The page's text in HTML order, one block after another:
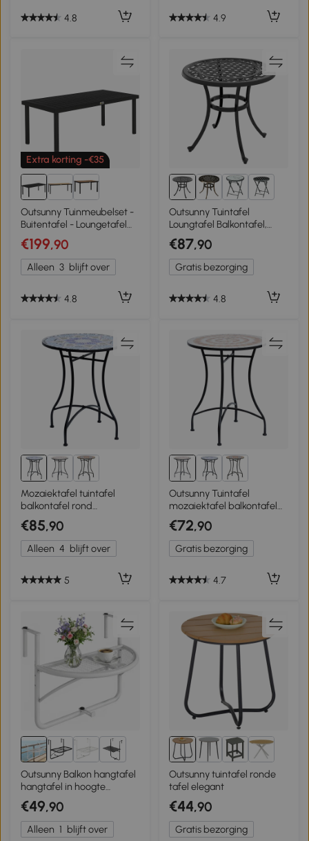
4.8 4.9
Extra korting -€35
Outsunny Tuinmeubelset -
Buitentafel - Loungetafel
voor buiten -
Weerbestendig - 190 x 90 x
74 cm - Zwart
€199,90
Alleen 3 blijft over
4.8
Outsunny Tuintafel
Loungtafel Balkontafel,
vintage-design, 60 x 60 x
53 cm, zwart
€87,90
Gratis bezorging
4.8
Mozaiektafel tuintafel
balkontafel rond
tuinmeubelen mozaïek
terrastafel
€85,90
Alleen 4 blijft over
5
Outsunny Tuintafel
mozaiektafel balkontafel
rond tuinmeubelen tafel
mozaïek terras
€72,90
Gratis bezorging
4.7
1+
Outsunny Balkon hangtafel
hangtafel in hoogte
verstelbaar halfrond Ø30
cm terras metaal
€49,90
Alleen 1 blijft over
Outsunny tuintafel ronde
tafel elegant
€44,90
Gratis bezorging